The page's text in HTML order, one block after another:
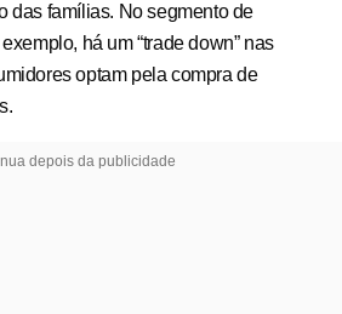
das famílias. No segmento de
há um “trade down” nas
optam pela compra de
depois da publicidade